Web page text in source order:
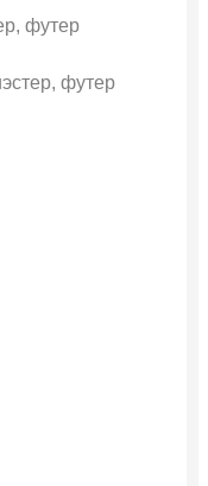
футер
футер